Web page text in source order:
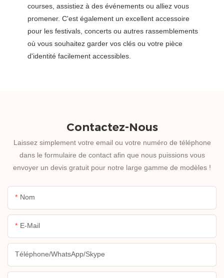
courses, assistiez à des événements ou alliez vous
promener. C'est également un excellent accessoire
pour les festivals, concerts ou autres rassemblements
où vous souhaitez garder vos clés ou votre pièce
d'identité facilement accessibles.
Contactez-Nous
Laissez simplement votre email ou votre numéro de téléphone
dans le formulaire de contact afin que nous puissions vous
envoyer un devis gratuit pour notre large gamme de modèles !
Nom
E-Mail
Téléphone/WhatsApp/Skype